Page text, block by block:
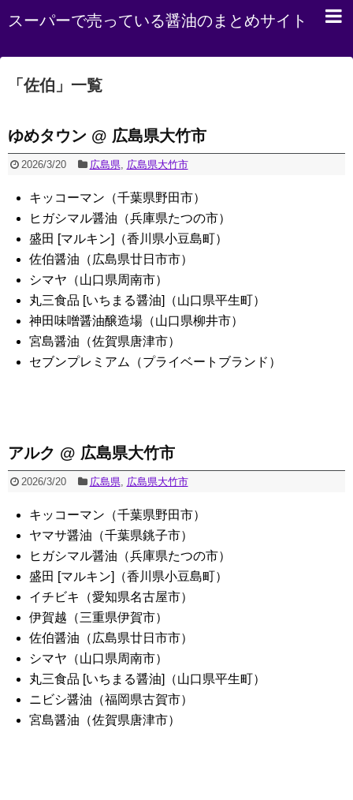
スーパーで売っている醤油のまとめサイト
「 佐伯 」 一覧
ゆめタウン @ 広島県大竹市
2026/3/20 広島県, 広島県大竹市
キッコーマン（千葉県野田市）
ヒガシマル醤油（兵庫県たつの市）
盛田 [マルキン]（香川県小豆島町）
佐伯醤油（広島県廿日市市）
シマヤ（山口県周南市）
丸三食品 [いちまる醤油]（山口県平生町）
神田味噌醤油醸造場（山口県柳井市）
宮島醤油（佐賀県唐津市）
セブンプレミアム（プライベートブランド）
アルク @ 広島県大竹市
2026/3/20 広島県, 広島県大竹市
キッコーマン（千葉県野田市）
ヤマサ醤油（千葉県銚子市）
ヒガシマル醤油（兵庫県たつの市）
盛田 [マルキン]（香川県小豆島町）
イチビキ（愛知県名古屋市）
伊賀越（三重県伊賀市）
佐伯醤油（広島県廿日市市）
シマヤ（山口県周南市）
丸三食品 [いちまる醤油]（山口県平生町）
ニビシ醤油（福岡県古賀市）
宮島醤油（佐賀県唐津市）